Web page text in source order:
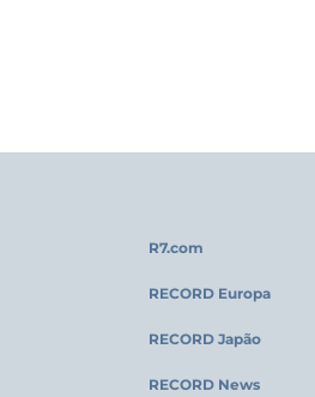
R7.com
RECORD Europa
RECORD Japão
RECORD News